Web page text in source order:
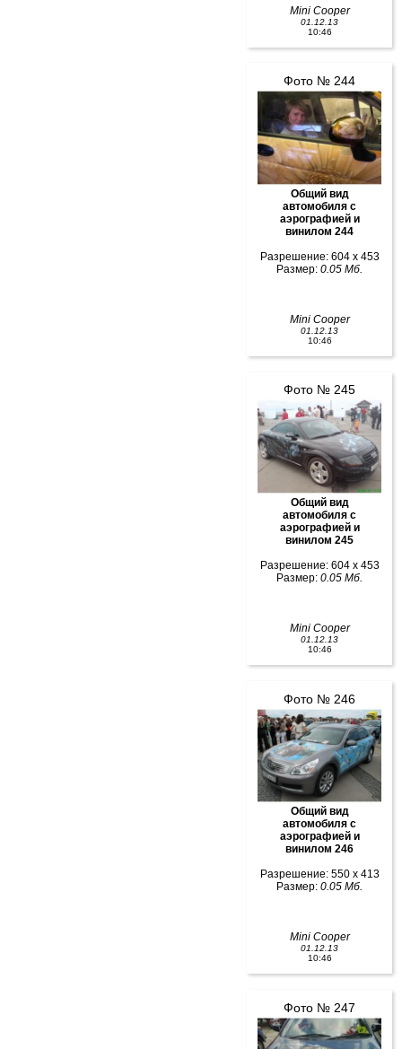
Mini Cooper
01.12.13
10:46
Фото № 244
Общий вид
автомобиля с
аэрографией и
винилом 244
Разрешение: 604 x 453
Размер: 0.05 Мб.
Mini Cooper
01.12.13
10:46
Фото № 245
Общий вид
автомобиля с
аэрографией и
винилом 245
Разрешение: 604 x 453
Размер: 0.05 Мб.
Mini Cooper
01.12.13
10:46
Фото № 246
Общий вид
автомобиля с
аэрографией и
винилом 246
Разрешение: 550 x 413
Размер: 0.05 Мб.
Mini Cooper
01.12.13
10:46
Фото № 247